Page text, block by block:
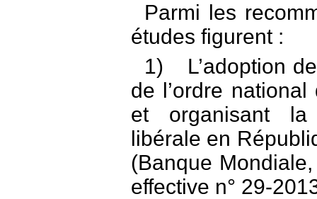
Parmi les
études figurent :
1)
L’adoption
de l’ordre
et organisant la
libérale en
(Banque
effective n° 29-